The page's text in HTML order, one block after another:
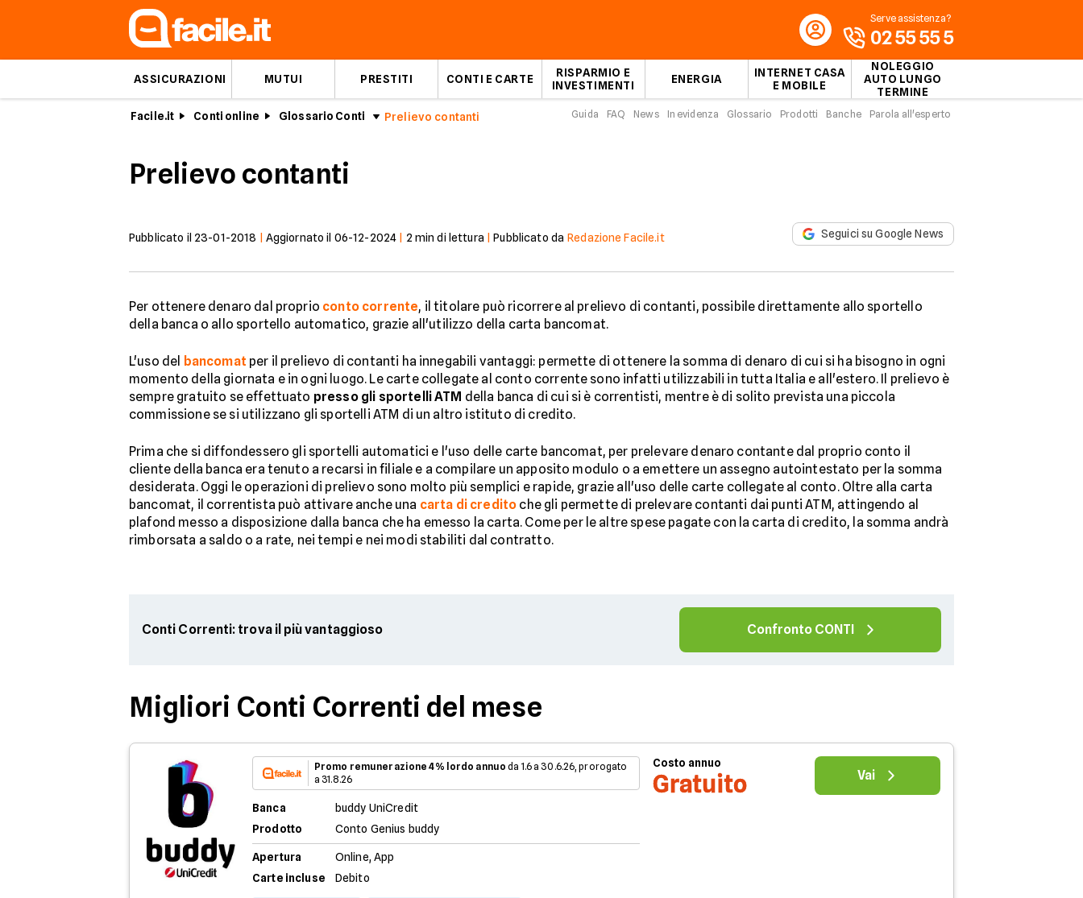
ASSICURAZIONI MUTUI PRESTITI CONTI E CARTE
RISPARMIO E
INVESTIMENTI
ENERGIA
INTERNET CASA
E MOBILE
NOLEGGIO
AUTO LUNGO
TERMINE
Serve assistenza?
02 55 55 5
Facile.it Conti online Glossario Conti Prelievo contanti Guida FAQ News In evidenza Glossario Prodotti Banche Parola all'esperto
Prelievo contanti
Pubblicato il 23-01-2018 Aggiornato il 06-12-2024 2 min di lettura |Pubblicato da Redazione Facile.it Seguici su Google News
Per ottenere denaro dal proprio conto corrente, il titolare può ricorrere al prelievo di contanti, possibile direttamente allo sportello
della banca o allo sportello automatico, grazie all'utilizzo della carta bancomat.
L'uso del bancomat per il prelievo di contanti ha innegabili vantaggi: permette di ottenere la somma di denaro di cui si ha bisogno in ogni
momento della giornata e in ogni luogo. Le carte collegate al conto corrente sono infatti utilizzabili in tutta Italia e all'estero. Il prelievo è
sempre gratuito se effettuato presso gli sportelli ATM della banca di cui si è correntisti, mentre è di solito prevista una piccola
commissione se si utilizzano gli sportelli ATM di un altro istituto di credito.
Prima che si diffondessero gli sportelli automatici e l'uso delle carte bancomat, per prelevare denaro contante dal proprio conto il
cliente della banca era tenuto a recarsi in filiale e a compilare un apposito modulo o a emettere un assegno autointestato per la somma
desiderata. Oggi le operazioni di prelievo sono molto più semplici e rapide, grazie all'uso delle carte collegate al conto. Oltre alla carta
bancomat, il correntista può attivare anche una carta di credito che gli permette di prelevare contanti dai punti ATM, attingendo al
plafond messo a disposizione dalla banca che ha emesso la carta. Come per le altre spese pagate con la carta di credito, la somma andrà
rimborsata a saldo o a rate, nei tempi e nei modi stabiliti dal contratto.
Conti Correnti: trova il più vantaggioso Confronto CONTI
Migliori Conti Correnti del mese
Promo remunerazione 4% lordo annuo da 1.6 a 30.6.26, prorogato
a 31.8.26
Banca
buddy UniCredit
Prodotto
Conto Genius buddy
Apertura
Online, App
Carte incluse
Debito
Costo annuo
Gratuito Vai